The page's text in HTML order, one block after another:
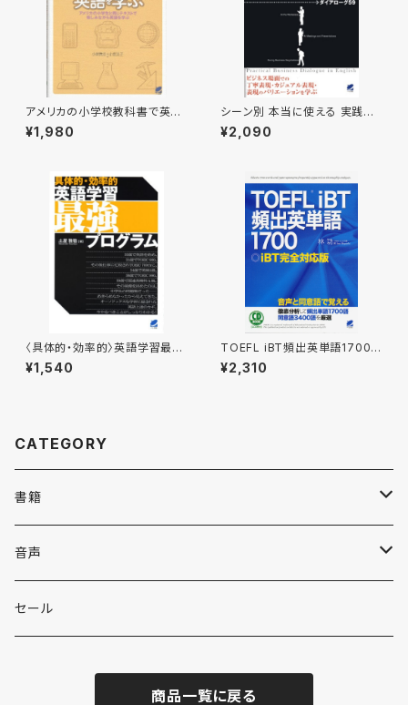
アメリカの小学校教科書で英語
を学ぶ CD BOOK
¥1,980
シーン別 本当に使える 実践ビ
ジネス英会話 CD BOOK
¥2,090
〈具体的・効率的〉英語学習最強
プログラム
¥1,540
TOEFL iBT頻出英単語1700
CD BOOK
¥2,310
CATEGORY
書籍
英語
英会話・表現集
各国語
音声
英会話・表現集
セール
商品一覧に戻る